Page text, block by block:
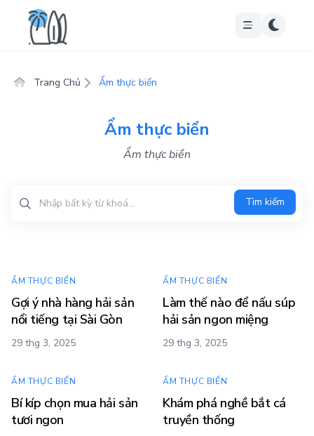
Trang Chủ Ẩm thực biển
Ẩm thực biển
Ẩm thực biển
Tìm kiếm
ẨM THỰC BIỂN
Gợi ý nhà hàng hải sản
nổi tiếng tại Sài Gòn
29 thg 3, 2025
ẨM THỰC BIỂN
Làm thế nào để nấu súp
hải sản ngon miệng
29 thg 3, 2025
ẨM THỰC BIỂN
Bí kíp chọn mua hải sản
tươi ngon
ẨM THỰC BIỂN
Khám phá nghề bắt cá
truyền thống